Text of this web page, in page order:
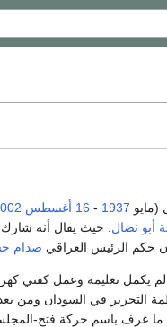
(مايو 1937
- 16 أغسطس
أبو نضال . حيث يقال أنه شارك
حكم الرئيس العراقي صدام
لم يكمل تعليمه وعمل كفني
ممثلا لمنظمة التحرير في
عرف باسم حركة فتح-المجلس